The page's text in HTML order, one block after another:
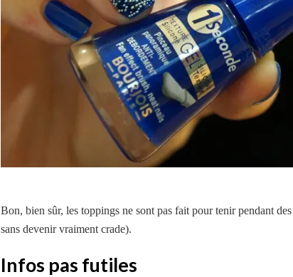
Bon, bien sûr, les toppings ne sont pas fait pour tenir pendant
sans devenir vraiment crade).
Infos pas futiles